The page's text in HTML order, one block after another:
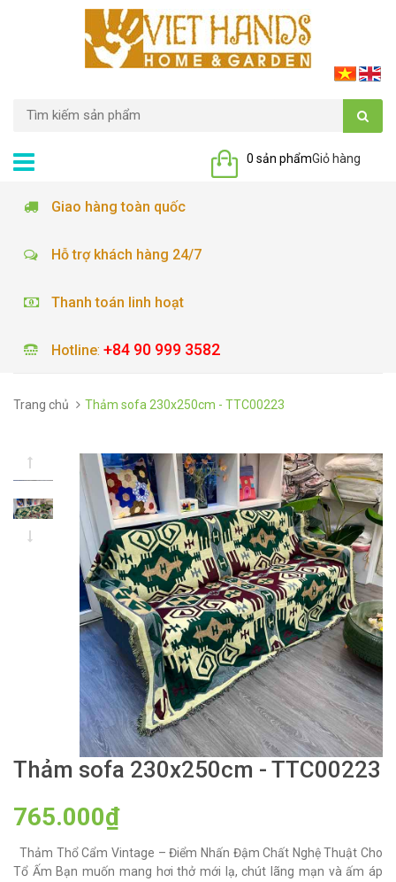
Giỏ hàng
0 sản phẩm
Giao hàng toàn quốc
Hỗ trợ khách hàng 24/7
Thanh toán linh hoạt
Hotline: +84 90 999 3582
Trang chủ Thảm sofa 230x250cm - TTC00223
Thảm sofa 230x250cm - TTC00223
765.000₫
Thảm Thổ Cẩm Vintage – Điểm Nhấn Đậm Chất Nghệ Thuật Cho
Tổ Ấm Bạn muốn mang hơi thở mới lạ, chút lãng mạn và ấm áp